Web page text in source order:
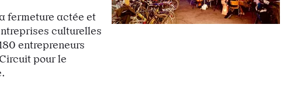
fermeture actée et
culturelles
entrepreneurs
pour le